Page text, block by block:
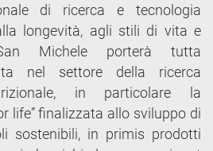
di ricerca e tecnologia
longevità, agli stili di vita e
San Michele porterà tutta
nel settore della ricerca
in particolare la
life” finalizzata allo sviluppo di
sostenibili, in primis prodotti